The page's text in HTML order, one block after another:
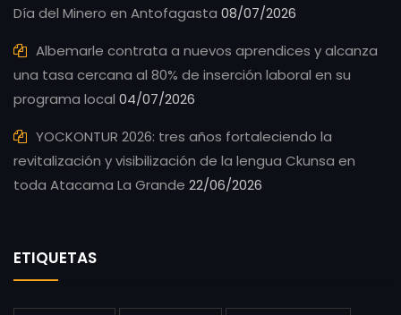
Día del Minero en Antofagasta 08/07/2026
Albemarle contrata a nuevos aprendices y alcanza
una tasa cercana al 80% de inserción laboral en su
programa local 04/07/2026
YOCKONTUR 2026: tres años fortaleciendo la
revitalización y visibilización de la lengua Ckunsa en
toda Atacama La Grande 22/06/2026
ETIQUETAS